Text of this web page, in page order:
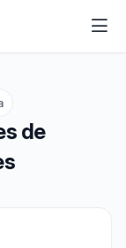
de